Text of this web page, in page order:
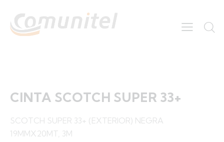
CINTA SCOTCH SUPER 33+
SCOTCH SUPER 33+ (EXTERIOR) NEGRA
19MMX20MT, 3M